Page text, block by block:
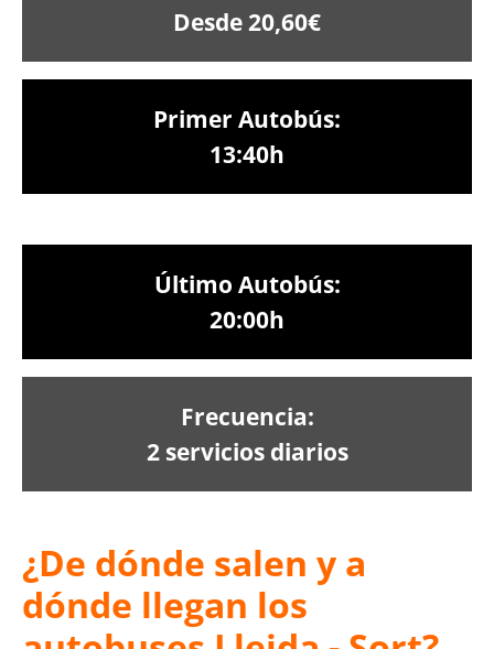
Desde 20,60€
Primer Autobús:
13:40h
Último Autobús:
20:00h
Frecuencia:
2 servicios diarios
¿De dónde salen y a
dónde llegan los